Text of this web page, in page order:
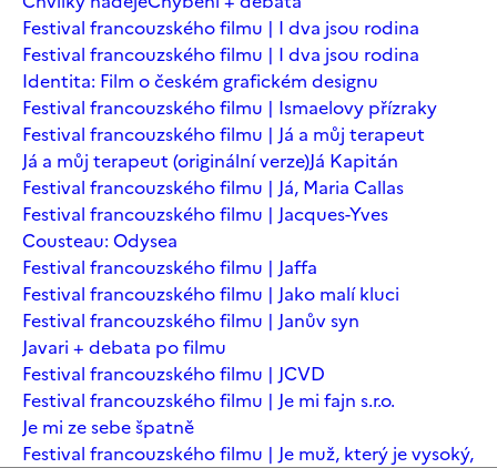
Festival francouzského filmu | I dva jsou rodina
Festival francouzského filmu | I dva jsou rodina
Identita: Film o českém grafickém designu
Festival francouzského filmu | Ismaelovy přízraky
Festival francouzského filmu | Já a můj terapeut
Já a můj terapeut (originální verze)Já Kapitán
Festival francouzského filmu | Já, Maria Callas
Festival francouzského filmu | Jacques-Yves
Cousteau: Odysea
Festival francouzského filmu | Jaffa
Festival francouzského filmu | Jako malí kluci
Festival francouzského filmu | Janův syn
Javari + debata po filmu
Festival francouzského filmu | JCVD
Festival francouzského filmu | Je mi fajn s.r.o.
Je mi ze sebe špatně
Festival francouzského filmu | Je muž, který je vysoký,